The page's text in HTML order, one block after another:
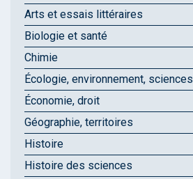
Arts et essais littéraires
Biologie et santé
Chimie
Écologie, environnement,
Économie, droit
Géographie, territoires
Histoire
Histoire des sciences